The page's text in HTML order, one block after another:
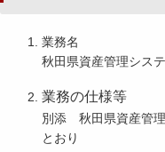
業務名
秋田県資産管理シス
業務の仕様等
別添 秋田県資産管
とおり